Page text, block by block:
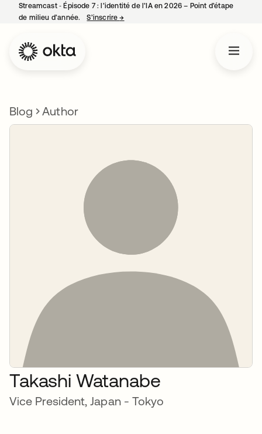
Streamcast ‑ Épisode 7 : l’identité de l’IA en 2026 – Point d’étape
de milieu d’année.
S’inscrire→
Blog Author
Takashi Watanabe
Vice President, Japan - Tokyo